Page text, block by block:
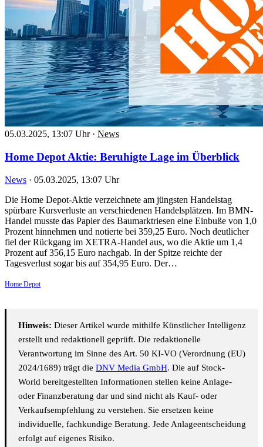
05.03.2025, 13:07 Uhr · News
Home Depot Aktie: Beruhigte Lage im Überblick
News · 05.03.2025, 13:07 Uhr
Die Home Depot-Aktie verzeichnete am jüngsten Handelstag
spürbare Kursverluste an verschiedenen Handelsplätzen. Im BMN-
Handel musste das Papier des Baumarktriesen eine Einbuße von 1,0
Prozent hinnehmen und notierte bei 359,25 Euro. Noch deutlicher
fiel der Rückgang im XETRA-Handel aus, wo die Aktie um 1,4
Prozent auf 356,15 Euro nachgab. In der Spitze reichte der
Tagesverlust sogar bis auf 354,95 Euro. Der…
Home Depot
Hinweis: Dieser Artikel wurde mithilfe Künstlicher Intelligenz
erstellt und redaktionell geprüft. Die redaktionelle
Verantwortung im Sinne des Art. 50 KI-VO (Verordnung (EU)
2024/1689) trägt die DNV Media GmbH. Die auf Stock-
World bereitgestellten Informationen stellen keine Anlage-
oder Finanzberatung dar und sind nicht als Kauf- oder
Verkaufsempfehlung zu verstehen. Sie ersetzen keine
individuelle, fachkundige Beratung. Jede Anlageentscheidung
erfolgt auf eigenes Risiko.